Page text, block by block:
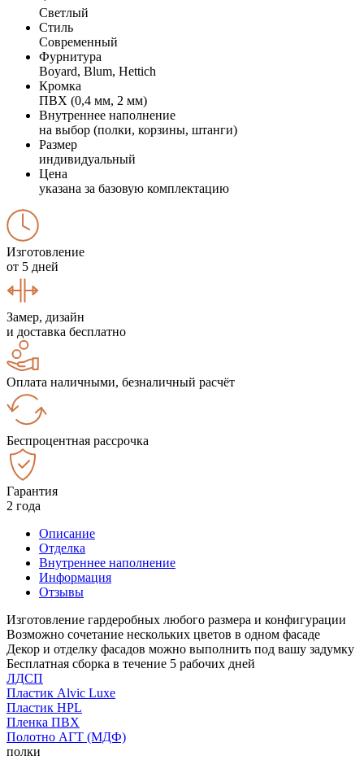
Светлый
Стиль
Современный
Фурнитура
Boyard, Blum, Hettich
Кромка
ПВХ (0,4 мм, 2 мм)
Внутреннее наполнение
на выбор (полки, корзины, штанги)
Размер
индивидуальный
Цена
указана за базовую комплектацию
Изготовление
от 5 дней
Замер, дизайн
и доставка бесплатно
Оплата наличными, безналичный расчёт
Беспроцентная рассрочка
Гарантия
2 года
Описание
Отделка
Внутреннее наполнение
Информация
Отзывы
Изготовление гардеробных любого размера и конфигурации
Возможно сочетание нескольких цветов в одном фасаде
Декор и отделку фасадов можно выполнить под вашу задумку
Бесплатная сборка в течение 5 рабочих дней
ЛДСП
Пластик Alvic Luxe
Пластик HPL
Пленка ПВХ
Полотно АГТ (МДФ)
полки